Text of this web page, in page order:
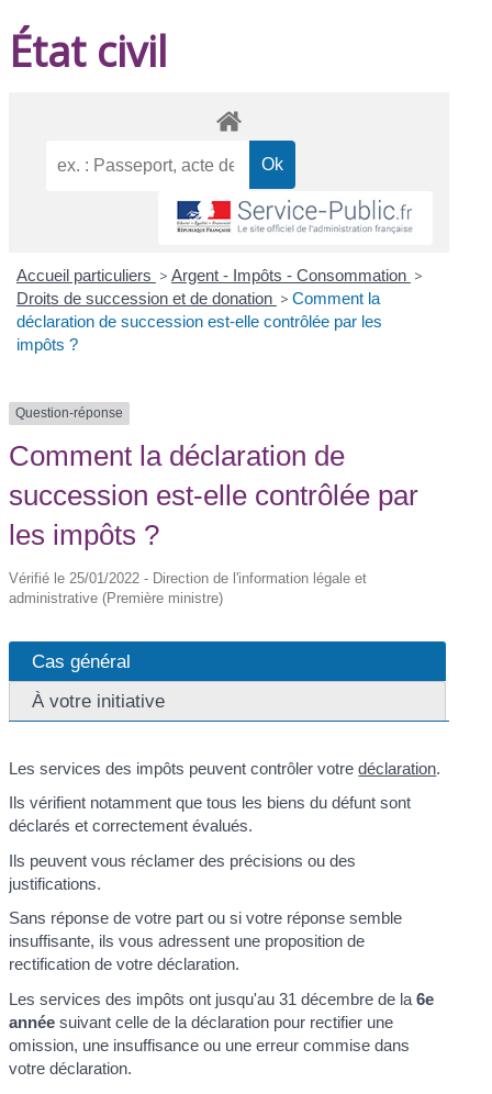
État civil
Accueil particuliers > Argent - Impôts - Consommation >
Droits de succession et de donation > Comment la
déclaration de succession est-elle contrôlée par les
impôts ?
Question-réponse
Comment la déclaration de
succession est-elle contrôlée par
les impôts ?
Vérifié le 25/01/2022 - Direction de l'information légale et
administrative (Première ministre)
Cas général
À votre initiative
Les services des impôts peuvent contrôler votredéclaration.
Ils vérifient notamment que tous les biens du défunt sont
déclarés et correctement évalués.
Ils peuvent vous réclamer des précisions ou des
justifications.
Sans réponse de votre part ou si votre réponse semble
insuffisante, ils vous adressent une proposition de
rectification de votre déclaration.
Les services des impôts ont jusqu'au 31 décembre de la6e
année suivant celle de la déclaration pour rectifier une
omission, une insuffisance ou une erreur commise dans
votre déclaration.